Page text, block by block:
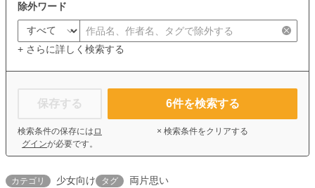
除外ワード
+ さらに詳しく検索する
保存する
検索条件の保存には ロ
グインが必要です。
6件を検索する
× 検索条件をクリアする
カテゴリ 少女向け タグ 両片思い